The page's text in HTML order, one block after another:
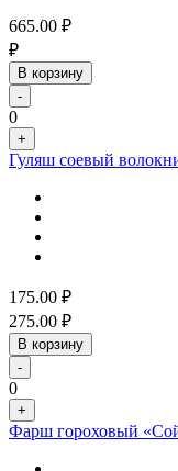
665.00 ₽
₽
В корзину
-
0
+
Гуляш соевый
175.00 ₽
275.00 ₽
В корзину
-
0
+
Фарш гороховый